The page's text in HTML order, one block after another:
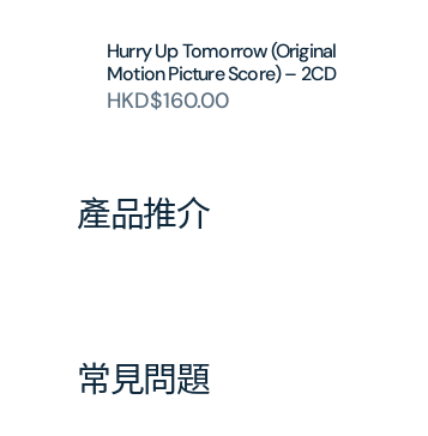
Hurry Up Tomorrow (Original
Motion Picture Score) – 2CD
HKD$160.00
產品推介
常見問題